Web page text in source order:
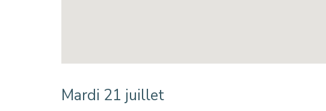
Mardi 21 juillet